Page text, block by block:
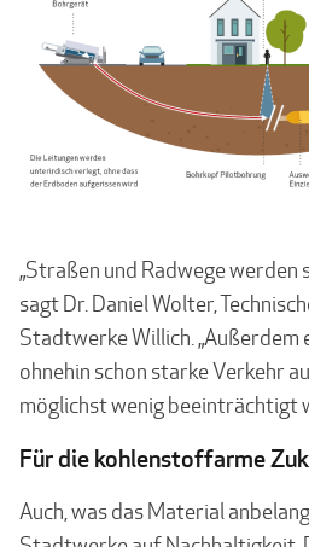
„Straßen und Radwege werden
sagt Dr. Daniel Wolter,
Stadtwerke Willich. „Außerdem
ohnehin schon starke Verkehr
möglichst wenig beeinträchtigt
Für die kohlenstoffarme
Auch, was das Material